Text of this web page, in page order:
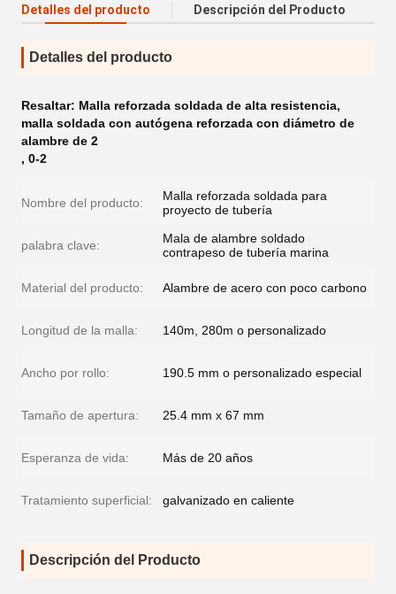
Detalles del producto Descripción del Producto
Detalles del producto
Resaltar: Malla reforzada soldada de alta resistencia,
malla soldada con autógena reforzada con diámetro de
alambre de 2
, 0-2
Nombre del producto:
Malla reforzada soldada para
proyecto de tubería
palabra clave:
Mala de alambre soldado
contrapeso de tubería marina
Material del producto: Alambre de acero con poco carbono
Longitud de la malla: 140m, 280m o personalizado
Ancho por rollo: 190.5 mm o personalizado especial
Tamaño de apertura: 25.4 mm x 67 mm
Esperanza de vida: Más de 20 años
Tratamiento superficial: galvanizado en caliente
Descripción del Producto